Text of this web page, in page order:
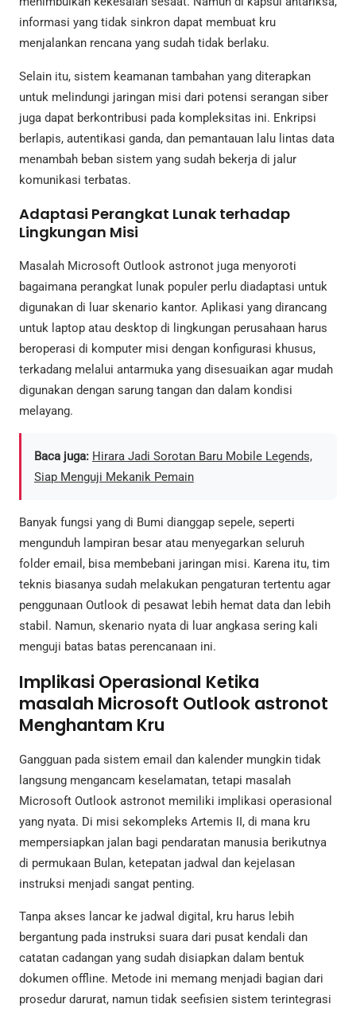
informasi yang tidak sinkron dapat membuat kru
menjalankan rencana yang sudah tidak berlaku.
Selain itu, sistem keamanan tambahan yang diterapkan
untuk melindungi jaringan misi dari potensi serangan siber
juga dapat berkontribusi pada kompleksitas ini. Enkripsi
berlapis, autentikasi ganda, dan pemantauan lalu lintas data
menambah beban sistem yang sudah bekerja di jalur
komunikasi terbatas.
Adaptasi Perangkat Lunak terhadap
Lingkungan Misi
Masalah Microsoft Outlook astronot juga menyoroti
bagaimana perangkat lunak populer perlu diadaptasi untuk
digunakan di luar skenario kantor. Aplikasi yang dirancang
untuk laptop atau desktop di lingkungan perusahaan harus
beroperasi di komputer misi dengan konfigurasi khusus,
terkadang melalui antarmuka yang disesuaikan agar mudah
digunakan dengan sarung tangan dan dalam kondisi
melayang.
Baca juga: Hirara Jadi Sorotan Baru Mobile Legends,
Siap Menguji Mekanik Pemain
Banyak fungsi yang di Bumi dianggap sepele, seperti
mengunduh lampiran besar atau menyegarkan seluruh
folder email, bisa membebani jaringan misi. Karena itu, tim
teknis biasanya sudah melakukan pengaturan tertentu agar
penggunaan Outlook di pesawat lebih hemat data dan lebih
stabil. Namun, skenario nyata di luar angkasa sering kali
menguji batas batas perencanaan ini.
Implikasi Operasional Ketika
masalah Microsoft Outlook astronot
Menghantam Kru
Gangguan pada sistem email dan kalender mungkin tidak
langsung mengancam keselamatan, tetapi masalah
Microsoft Outlook astronot memiliki implikasi operasional
yang nyata. Di misi sekompleks Artemis II, di mana kru
mempersiapkan jalan bagi pendaratan manusia berikutnya
di permukaan Bulan, ketepatan jadwal dan kejelasan
instruksi menjadi sangat penting.
Tanpa akses lancar ke jadwal digital, kru harus lebih
bergantung pada instruksi suara dari pusat kendali dan
catatan cadangan yang sudah disiapkan dalam bentuk
dokumen offline. Metode ini memang menjadi bagian dari
prosedur darurat, namun tidak seefisien sistem terintegrasi